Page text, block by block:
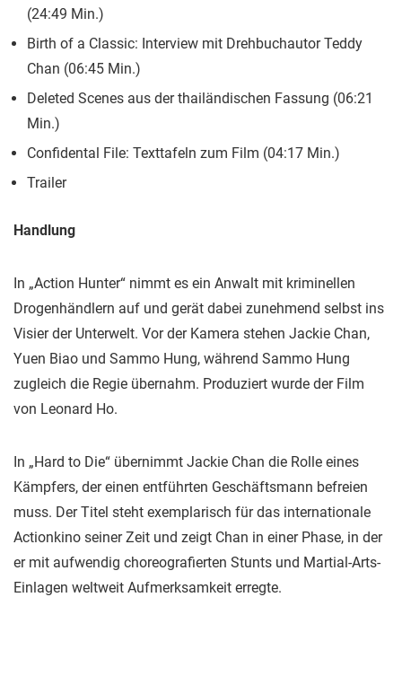
(24:49 Min.)
Birth of a Classic: Interview mit Drehbuchautor Teddy
Chan (06:45 Min.)
Deleted Scenes aus der thailändischen Fassung (06:21
Min.)
Confidental File: Texttafeln zum Film (04:17 Min.)
Trailer
Handlung
In „Action Hunter“ nimmt es ein Anwalt mit kriminellen
Drogenhändlern auf und gerät dabei zunehmend selbst ins
Visier der Unterwelt. Vor der Kamera stehen Jackie Chan,
Yuen Biao und Sammo Hung, während Sammo Hung
zugleich die Regie übernahm. Produziert wurde der Film
von Leonard Ho.
In „Hard to Die“ übernimmt Jackie Chan die Rolle eines
Kämpfers, der einen entführten Geschäftsmann befreien
muss. Der Titel steht exemplarisch für das internationale
Actionkino seiner Zeit und zeigt Chan in einer Phase, in der
er mit aufwendig choreografierten Stunts und Martial-Arts-
Einlagen weltweit Aufmerksamkeit erregte.